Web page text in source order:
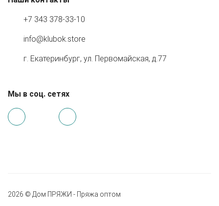
+7 343 378-33-10
info@klubok.store
г. Екатеринбург, ул. Первомайская, д.77
Мы в соц. сетях
2026 © Дом ПРЯЖИ - Пряжа оптом